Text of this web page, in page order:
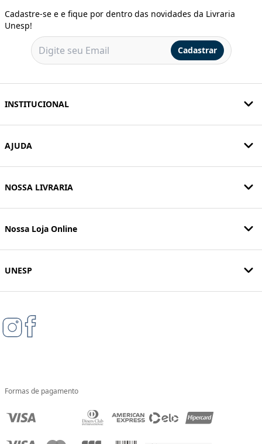
Cadastre-se e e fique por dentro das novidades da Livraria
Unesp!
Cadastrar
INSTITUCIONAL
AJUDA
NOSSA LIVRARIA
Nossa Loja Online
UNESP
Formas de pagamento